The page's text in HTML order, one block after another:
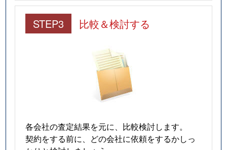
STEP3 比較＆検討する
各会社の査定結果を元に、比較検討します。
契約をする前に、どの会社に依頼をするかしっ